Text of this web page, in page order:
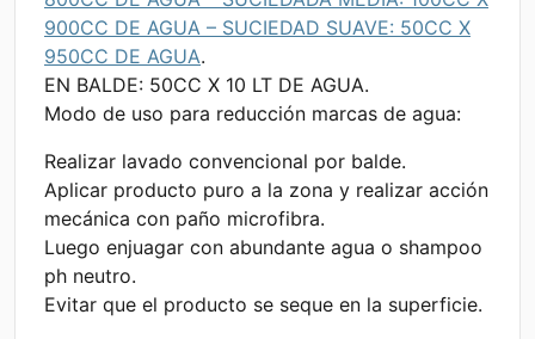
900CC DE AGUA – SUCIEDAD SUAVE: 50CC X
950CC DE AGUA.
EN BALDE: 50CC X 10 LT DE AGUA.
Modo de uso para reducción marcas de agua:
Realizar lavado convencional por balde.
Aplicar producto puro a la zona y realizar acción
mecánica con paño microfibra.
Luego enjuagar con abundante agua o shampoo
ph neutro.
Evitar que el producto se seque en la superficie.